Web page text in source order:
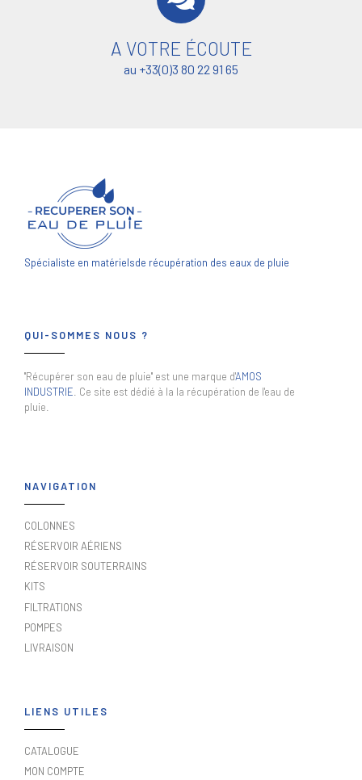
A VOTRE ÉCOUTE
au +33(0)3 80 22 91 65
Spécialiste en matérielsde récupération des eaux de pluie
QUI-SOMMES NOUS ?
"Récupérer son eau de pluie" est une marque d'AMOS
INDUSTRIE . Ce site est dédié à la la récupération de l'eau de
pluie.
NAVIGATION
COLONNES
RÉSERVOIR AÉRIENS
RÉSERVOIR SOUTERRAINS
KITS
FILTRATIONS
POMPES
LIVRAISON
LIENS UTILES
CATALOGUE
MON COMPTE